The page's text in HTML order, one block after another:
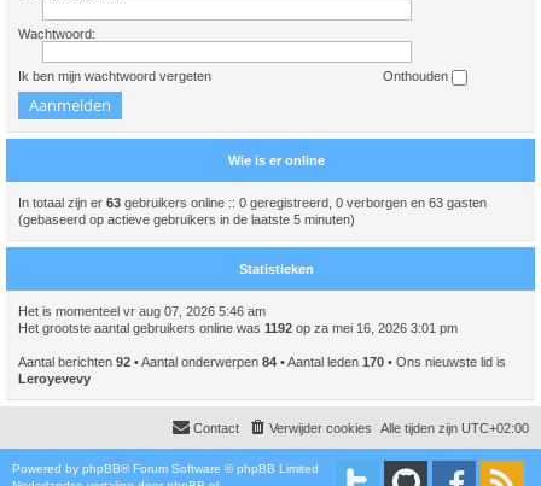
Wachtwoord:
Ik ben mijn wachtwoord vergeten Onthouden
Wie is er online
In totaal zijn er 63 gebruikers online :: 0 geregistreerd, 0 verborgen en 63 gasten
(gebaseerd op actieve gebruikers in de laatste 5 minuten)
Statistieken
Het is momenteel vr aug 07, 2026 5:46 am
Het grootste aantal gebruikers online was 1192 op za mei 16, 2026 3:01 pm
Aantal berichten 92 • Aantal onderwerpen 84 • Aantal leden 170 • Ons nieuwste lid is
Leroyevevy
Alle tijden zijn UTC+02:00
Verwijder cookies
Contact
Powered by phpBB® Forum Software © phpBB Limited